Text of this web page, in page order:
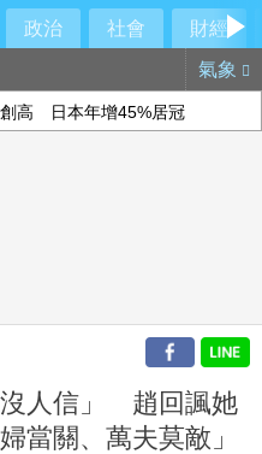
政治 社會
財經
氣象
高 日本年增45%居冠
人信」 趙回諷她
當關、萬夫莫敵」